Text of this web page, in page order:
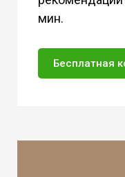
мин.
Бесплатная